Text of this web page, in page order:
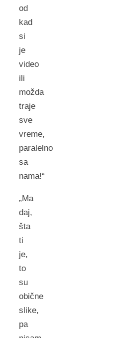
od
kad
si
je
video
ili
možda
traje
sve
vreme,
paralelno
sa
nama!“
„Ma
daj,
šta
ti
je,
to
su
obične
slike,
pa